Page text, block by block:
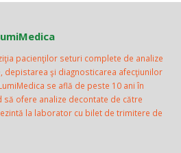
pacienţilor seturi complete de analize
depistarea şi diagnosticarea afecţiunilor
se află de peste 10 ani în
să ofere analize decontate de către
la laborator cu bilet de trimitere de